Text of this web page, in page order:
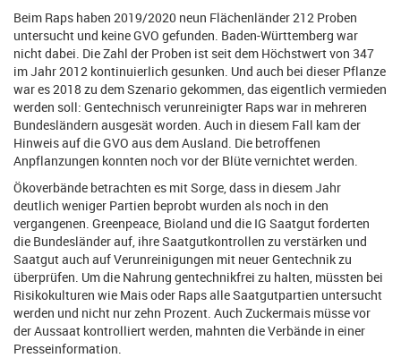
Beim Raps haben 2019/2020 neun Flächenländer 212 Proben
untersucht und keine GVO gefunden. Baden-Württemberg war
nicht dabei. Die Zahl der Proben ist seit dem Höchstwert von 347
im Jahr 2012 kontinuierlich gesunken. Und auch bei dieser Pflanze
war es 2018 zu dem Szenario gekommen, das eigentlich vermieden
werden soll: Gentechnisch verunreinigter Raps war in mehreren
Bundesländern ausgesät worden. Auch in diesem Fall kam der
Hinweis auf die GVO aus dem Ausland. Die betroffenen
Anpflanzungen konnten noch vor der Blüte vernichtet werden.
Ökoverbände betrachten es mit Sorge, dass in diesem Jahr
deutlich weniger Partien beprobt wurden als noch in den
vergangenen. Greenpeace, Bioland und die IG Saatgut forderten
die Bundesländer auf, ihre Saatgutkontrollen zu verstärken und
Saatgut auch auf Verunreinigungen mit neuer Gentechnik zu
überprüfen. Um die Nahrung gentechnikfrei zu halten, müssten bei
Risikokulturen wie Mais oder Raps alle Saatgutpartien untersucht
werden und nicht nur zehn Prozent. Auch Zuckermais müsse vor
der Aussaat kontrolliert werden, mahnten die Verbände in einer
Presseinformation.